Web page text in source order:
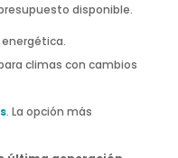
disponible.
climas con cambios
. La opción más